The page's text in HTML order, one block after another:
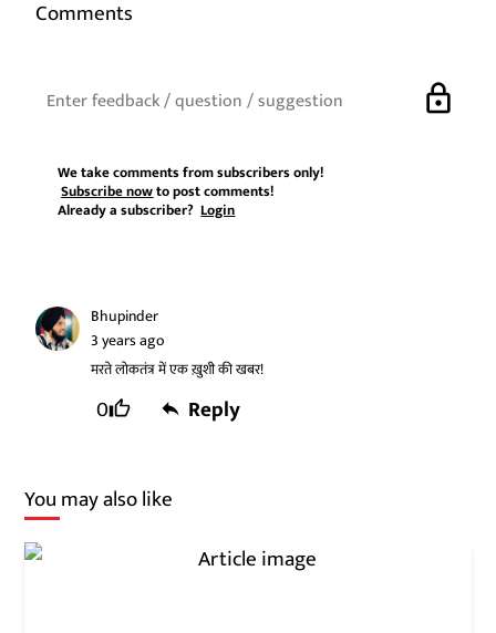
Comments
lock
We take comments from subscribers only!
Subscribe nowto post comments!
Already a subscriber?Login
Bhupinder
3 years ago
मरते लोकतंत्र में एक ख़ुशी की खबर!
0 Reply
You may also like